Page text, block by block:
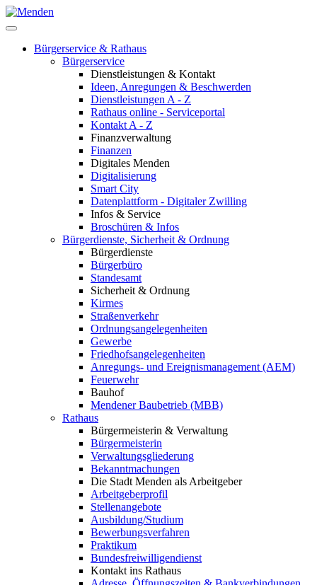
Bürgerservice & Rathaus
Bürgerservice
Dienstleistungen & Kontakt
Ideen, Anregungen & Beschwerden
Dienstleistungen A - Z
Rathaus online - Serviceportal
Kontakt A - Z
Finanzverwaltung
Finanzen
Digitales Menden
Digitalisierung
Smart City
Datenplattform - Digitaler Zwilling
Infos & Service
Broschüren & Infos
Bürgerdienste, Sicherheit & Ordnung
Bürgerdienste
Bürgerbüro
Standesamt
Sicherheit & Ordnung
Kirmes
Straßenverkehr
Ordnungsangelegenheiten
Gewerbe
Friedhofsangelegenheiten
Anregungs- und Ereignismanagement (AEM)
Feuerwehr
Bauhof
Mendener Baubetrieb (MBB)
Rathaus
Bürgermeisterin & Verwaltung
Bürgermeisterin
Verwaltungsgliederung
Bekanntmachungen
Die Stadt Menden als Arbeitgeber
Arbeitgeberprofil
Stellenangebote
Ausbildung/Studium
Bewerbungsverfahren
Praktikum
Bundesfreiwilligendienst
Kontakt ins Rathaus